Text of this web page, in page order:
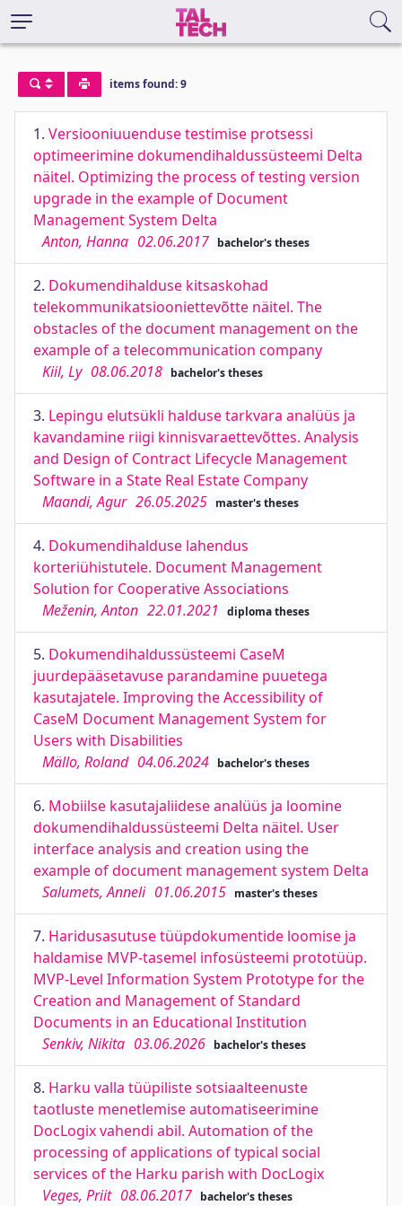
items found: 9
1. Versiooniuuenduse testimise protsessi
optimeerimine dokumendihaldussüsteemi Delta
näitel. Optimizing the process of testing version
upgrade in the example of Document
Management System Delta
Anton, Hanna 02.06.2017 bachelor's theses
2. Dokumendihalduse kitsaskohad
telekommunikatsiooniettevõtte näitel. The
obstacles of the document management on the
example of a telecommunication company
Kiil, Ly 08.06.2018 bachelor's theses
3. Lepingu elutsükli halduse tarkvara analüüs ja
kavandamine riigi kinnisvaraettevõttes. Analysis
and Design of Contract Lifecycle Management
Software in a State Real Estate Company
Maandi, Agur 26.05.2025 master's theses
4. Dokumendihalduse lahendus
korteriühistutele. Document Management
Solution for Cooperative Associations
Meženin, Anton 22.01.2021 diploma theses
5. Dokumendihaldussüsteemi CaseM
juurdepääsetavuse parandamine puuetega
kasutajatele. Improving the Accessibility of
CaseM Document Management System for
Users with Disabilities
Mällo, Roland 04.06.2024 bachelor's theses
6. Mobiilse kasutajaliidese analüüs ja loomine
dokumendihaldussüsteemi Delta näitel. User
interface analysis and creation using the
example of document management system Delta
Salumets, Anneli 01.06.2015 master's theses
7. Haridusasutuse tüüpdokumentide loomise ja
haldamise MVP-tasemel infosüsteemi prototüüp.
MVP-Level Information System Prototype for the
Creation and Management of Standard
Documents in an Educational Institution
Senkiv, Nikita 03.06.2026 bachelor's theses
8. Harku valla tüüpiliste sotsiaalteenuste
taotluste menetlemise automatiseerimine
DocLogix vahendi abil. Automation of the
processing of applications of typical social
services of the Harku parish with DocLogix
Veges, Priit 08.06.2017 bachelor's theses